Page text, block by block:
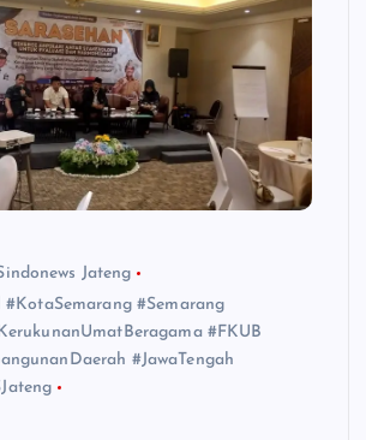
Jateng
#KotaSemarang #Semarang
#FKUB
#JawaTengah